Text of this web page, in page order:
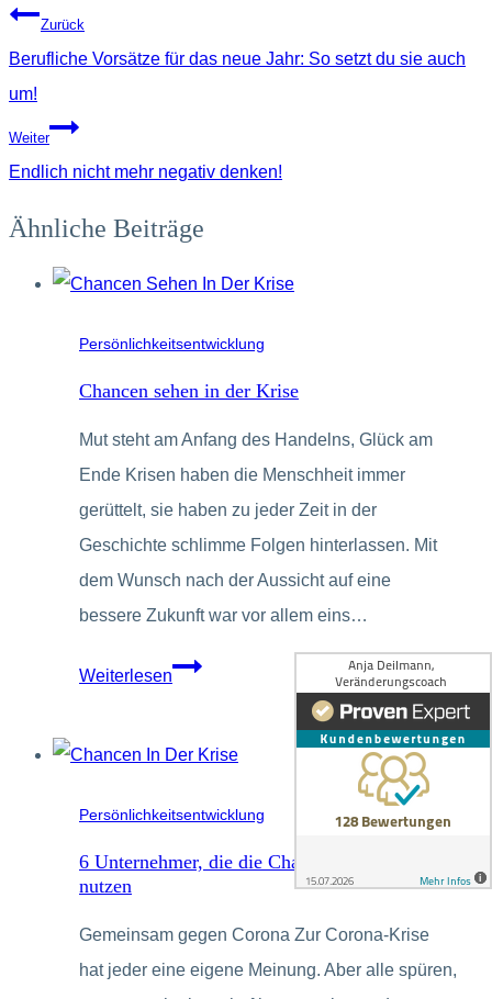
Beitragsnavigation
Zurück
Berufliche Vorsätze für das neue Jahr: So setzt du sie auch
um!
Weiter
Endlich nicht mehr negativ denken!
Ähnliche Beiträge
Persönlichkeitsentwicklung
Chancen sehen in der Krise
Mut steht am Anfang des Handelns, Glück am
Ende Krisen haben die Menschheit immer
gerüttelt, sie haben zu jeder Zeit in der
Geschichte schlimme Folgen hinterlassen. Mit
dem Wunsch nach der Aussicht auf eine
bessere Zukunft war vor allem eins…
WeiterlesenChancen
Krise
Persönlichkeitsentwicklung
6 Unternehmer, die die Chancen in der Krise
nutzen
Gemeinsam gegen Corona Zur Corona-Krise
hat jeder eine eigene Meinung. Aber alle spüren,